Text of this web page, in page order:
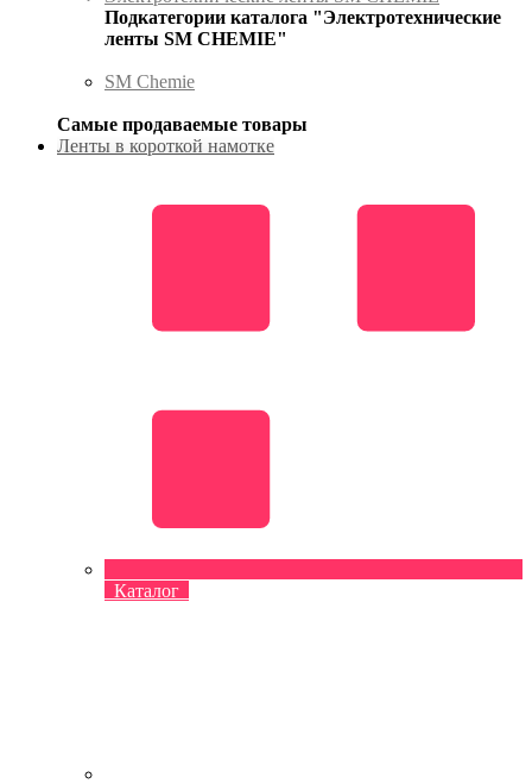
Подкатегории каталога "Электротехнические
ленты SM CHEMIE"
SM Chemie
Самые продаваемые товары
Ленты в короткой намотке
Каталог